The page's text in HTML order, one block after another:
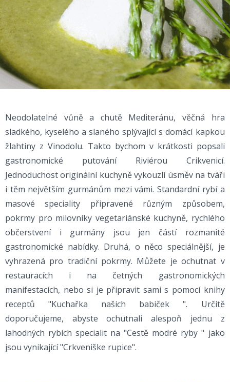
Neodolatelné vůně a chutě Mediteránu, věčná hra
sladkého, kyselého a slaného splývající s domácí kapkou
žlahtiny z Vinodolu. Takto bychom v krátkosti popsali
gastronomické putování Riviérou Crikvenicí.
Jednoduchost originální kuchyně vykouzlí úsměv na tváři
i těm největším gurmánům mezi vámi. Standardní rybí a
masové speciality připravené různým způsobem,
pokrmy pro milovníky vegetariánské kuchyně, rychlého
občerstvení i gurmány jsou jen částí rozmanité
gastronomické nabídky. Druhá, o něco speciálnější, je
vyhrazená pro tradiční pokrmy. Můžete je ochutnat v
restauracích i na četných gastronomických
manifestacích, nebo si je připravit sami s pomocí knihy
receptů "Kuchařka našich babiček ". Určitě
doporučujeme, abyste ochutnali alespoň jednu z
lahodných rybích specialit na "Cestě modré ryby " jako
jsou vynikající "Crkveniške rupice".